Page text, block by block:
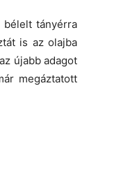
tányérra
is az olajba
újabb adagot
megáztatott